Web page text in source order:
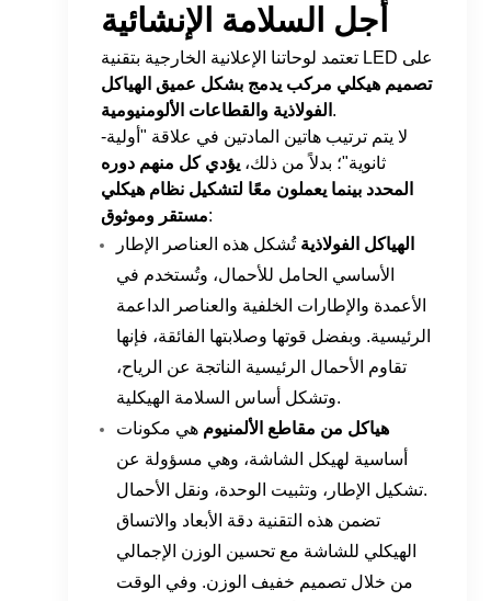
أجل السلامة الإنشائية
تعتمد لوحاتنا الإعلانية الخارجية بتقنية LED على
تصميم هيكلي مركب يدمج بشكل عميق الهياكل
الفولاذية والقطاعات الألومنيومية .
لا يتم ترتيب هاتين المادتين في علاقة "أولية-
ثانوية"؛ بدلاً من ذلك، يؤدي كل منهم دوره
المحدد بينما يعملون معًا لتشكيل نظام هيكلي
مستقر وموثوق:
الهياكل الفولاذية تُشكل هذه العناصر الإطار
الأساسي الحامل للأحمال، وتُستخدم في
الأعمدة والإطارات الخلفية والعناصر الداعمة
الرئيسية. وبفضل قوتها وصلابتها الفائقة، فإنها
تقاوم الأحمال الرئيسية الناتجة عن الرياح،
وتشكل أساس السلامة الهيكلية.
هياكل من مقاطع الألمنيوم هي مكونات
أساسية لهيكل الشاشة، وهي مسؤولة عن
تشكيل الإطار، وتثبيت الوحدة، ونقل الأحمال.
تضمن هذه التقنية دقة الأبعاد والاتساق
الهيكلي للشاشة مع تحسين الوزن الإجمالي
من خلال تصميم خفيف الوزن. وفي الوقت